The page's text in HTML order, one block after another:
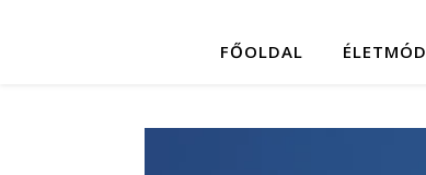
FŐOLDAL ÉLETMÓD